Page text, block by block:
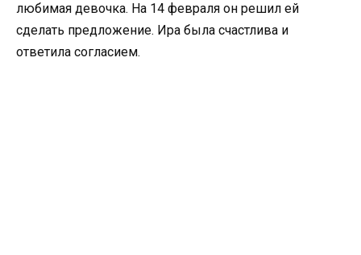
любимая девочка. На 14 февраля он решил ей
сделать предложение. Ира была счастлива и
ответила согласием.